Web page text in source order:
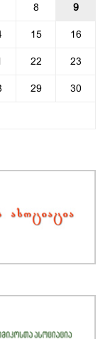
8 9
15 16
22 23
29 30